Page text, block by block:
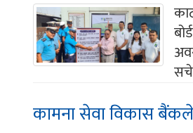
कामना सेवा विकास